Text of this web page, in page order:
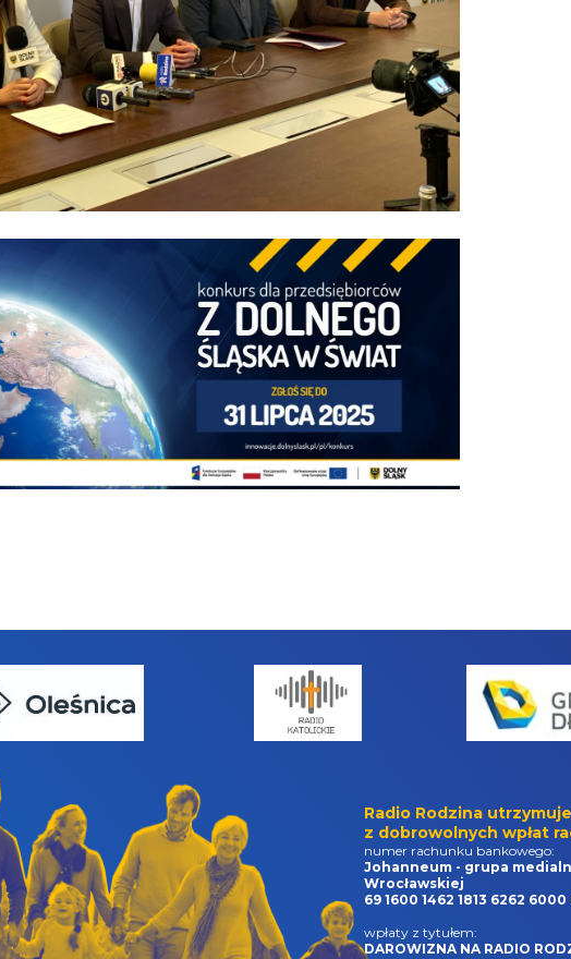
Radio Rodzina
z dobrowolnych wpłat
numer rachunku bankowego:
Johanneum - grupa
Wrocławskiej
69 1600 1462 1813 6262 6000
wpłaty z tytułem:
DAROWIZNA NA RADIO